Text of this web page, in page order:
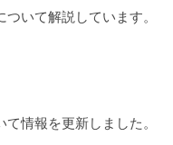
いて解説しています。
て情報を更新しました。